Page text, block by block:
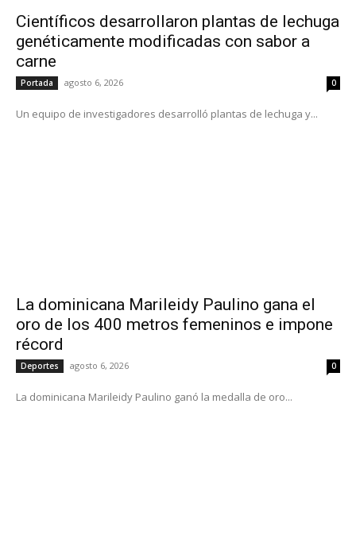
Científicos desarrollaron plantas de lechuga
genéticamente modificadas con sabor a
carne
Portada agosto 6, 2026 0
Un equipo de investigadores desarrolló plantas de lechuga y...
La dominicana Marileidy Paulino gana el
oro de los 400 metros femeninos e impone
récord
Deportes agosto 6, 2026 0
La dominicana Marileidy Paulino ganó la medalla de oro...